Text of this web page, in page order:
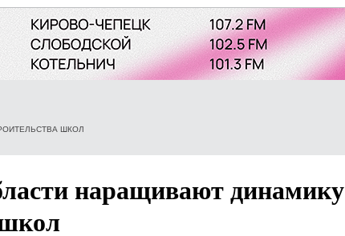
ШКОЛ
наращивают динамику